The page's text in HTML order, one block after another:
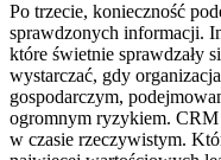
Po trzecie, konieczność
sprawdzonych informacji.
które świetnie sprawdzały
wystarczać, gdy
gospodarczym,
ogromnym ryzykiem. CRM
w czasie rzeczywistym.